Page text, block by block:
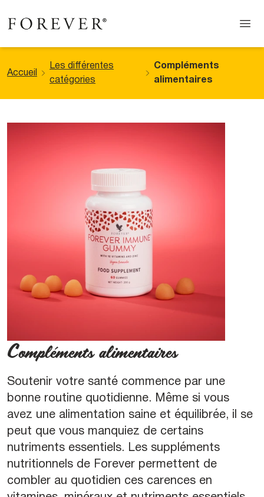
Accueil
Les différentes
catégories
Compléments
alimentaires
Compléments alimentaires
Soutenir votre santé commence par une
bonne routine quotidienne. Même si vous
avez une alimentation saine et équilibrée, il se
peut que vous manquiez de certains
nutriments essentiels. Les suppléments
nutritionnels de Forever permettent de
combler au quotidien ces carences en